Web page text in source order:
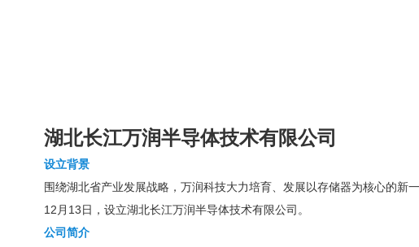
湖北长江万润半导体技术有限公司
设立背景
围绕湖北省产业发展战略，万润科技大力培育、发展以存储器为核心的新
12月13日，设立湖北长江万润半导体技术有限公司。
公司简介